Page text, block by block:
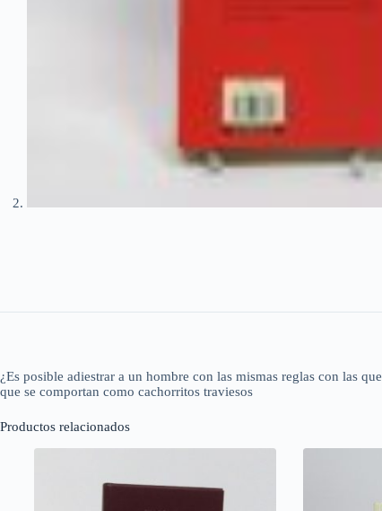
¿Es posible adiestrar a un hombre con las mismas reglas con las
que se comportan como cachorritos traviesos
Productos relacionados